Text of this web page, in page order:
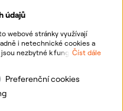
údajů
webové stránky využívají
i netechnické cookies a
nezbytné k fungování
reklam a analytice.
a vašich osobních údajů
o vašich právech,
odvolání udělených
Číst dále
Preferenční cookies
údajů
webu